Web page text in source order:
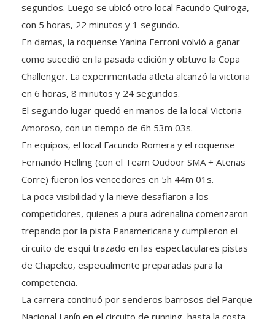
segundos. Luego se ubicó otro local Facundo Quiroga,
con 5 horas, 22 minutos y 1 segundo.
En damas, la roquense Yanina Ferroni volvió a ganar
como sucedió en la pasada edición y obtuvo la Copa
Challenger. La experimentada atleta alcanzó la victoria
en 6 horas, 8 minutos y 24 segundos.
El segundo lugar quedó en manos de la local Victoria
Amoroso, con un tiempo de 6h 53m 03s.
En equipos, el local Facundo Romera y el roquense
Fernando Helling (con el Team Oudoor SMA + Atenas
Corre) fueron los vencedores en 5h 44m 01s.
La poca visibilidad y la nieve desafiaron a los
competidores, quienes a pura adrenalina comenzaron
trepando por la pista Panamericana y cumplieron el
circuito de esquí trazado en las espectaculares pistas
de Chapelco, especialmente preparadas para la
competencia.
La carrera continuó por senderos barrosos del Parque
Nacional Lanín en el circuito de running hasta la costa